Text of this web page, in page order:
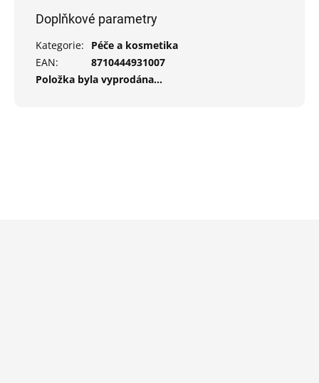
Doplňkové parametry
Kategorie:
Péče a kosmetika
EAN:
8710444931007
Položka byla vyprodána…